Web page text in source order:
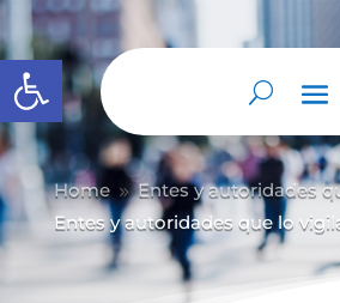
Abrir barra de herramientas
Home 9 Entes y autoridades
Entes y autoridades que lo